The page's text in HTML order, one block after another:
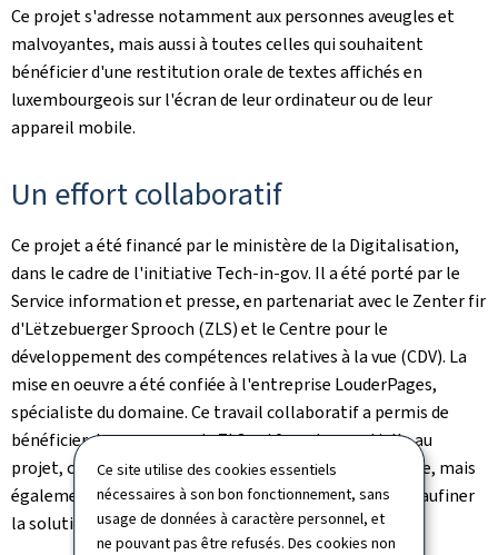
Ce site utilise des cookies essentiels
nécessaires à son bon fonctionnement, sans
usage de données à caractère personnel, et
ne pouvant pas être refusés. Des cookies non
Ce projet s'adresse notamment aux personnes aveugles et
malvoyantes, mais aussi à toutes celles qui souhaitent
bénéficier d'une restitution orale de textes affichés en
luxembourgeois sur l'écran de leur ordinateur ou de leur
appareil mobile.
Un effort collaboratif
Ce projet a été financé par le ministère de la Digitalisation,
dans le cadre de l'initiative Tech-in-gov. Il a été porté par le
Service information et presse, en partenariat avec le Zenter fir
d'Lëtzebuerger Sprooch (ZLS) et le Centre pour le
développement des compétences relatives à la vue (CDV). La
mise en oeuvre a été confiée à l'entreprise LouderPages,
spécialiste du domaine. Ce travail collaboratif a permis de
bénéficier de ressources du ZLS qui furent essentielle au
projet, comme de son expertise en matière linguistique, mais
également des retours d'utilisateurs du CDV afin de peaufiner
la solution.